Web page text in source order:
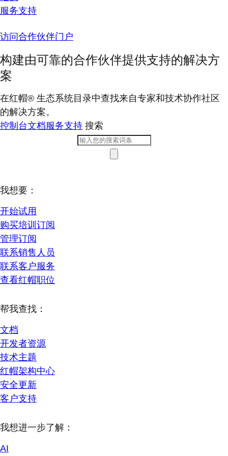
服务支持
访问合作伙伴门户
构建由可靠的合作伙伴提供支持的解决方
案
在红帽® 生态系统目录中查找来自专家和技术协作社区
的解决方案。
控制台文档服务支持 搜索
我想要：
开始试用
购买培训订阅
管理订阅
联系销售人员
联系客户服务
查看红帽职位
帮我查找：
文档
开发者资源
技术主题
红帽架构中心
安全更新
客户支持
我想进一步了解：
AI